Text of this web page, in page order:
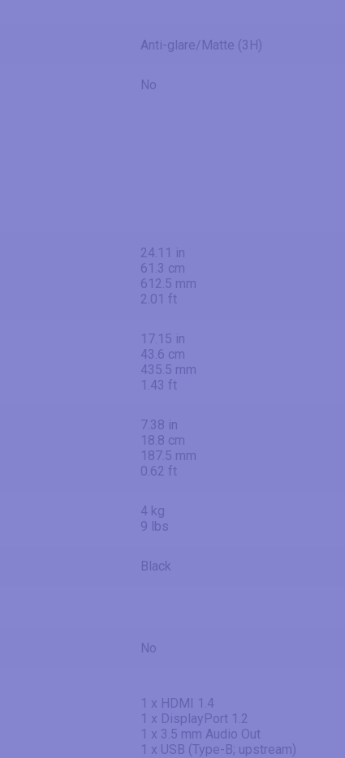
Anti-glare/Matte (3H)
No
24.11 in
61.3 cm
612.5 mm
2.01 ft
17.15 in
43.6 cm
435.5 mm
1.43 ft
7.38 in
18.8 cm
187.5 mm
0.62 ft
4 kg
9 lbs
Black
No
1 x HDMI 1.4
1 x DisplayPort 1.2
1 x 3.5 mm Audio Out
1 x USB (Type-B; upstream)